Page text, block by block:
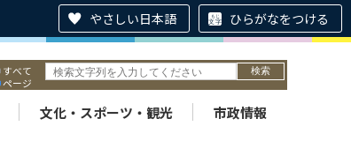
やさしい日本語 ひらがなをつける
すべて
ページ
文化・スポーツ・観光 市政情報